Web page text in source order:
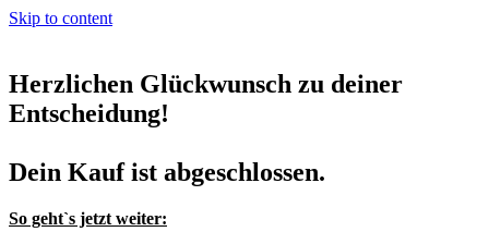
Skip to content
Herzlichen Glückwunsch zu deiner
Entscheidung!
Dein Kauf ist abgeschlossen.
So geht`s jetzt weiter: